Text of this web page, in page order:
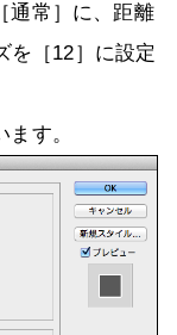
通常］に、距離
を［12］に設定
す。